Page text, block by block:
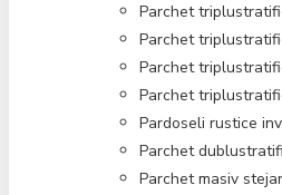
Parchet
Parchet
Parchet
Parchet
Pardoseli rustice
Parchet
Parchet masiv stejar